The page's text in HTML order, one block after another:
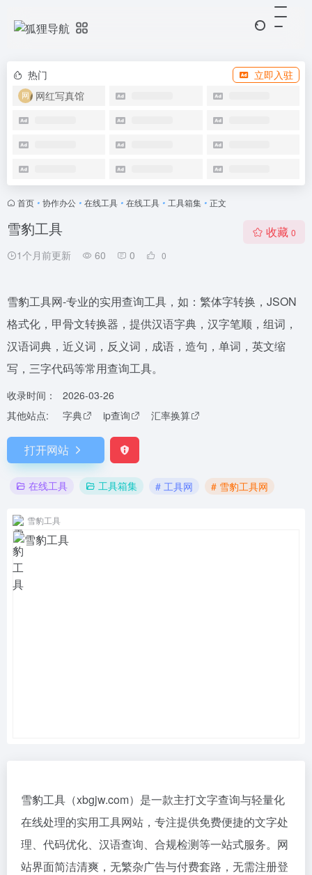
热门
立即入驻
网红写真馆
首页 • 协作办公 • 在线工具 • 在线工具 • 工具箱集 • 正文
雪豹工具
1个月前更新 60 0 0
收藏 0
雪豹工具网-专业的实用查询工具，如：繁体字转换，JSON
格式化，甲骨文转换器，提供汉语字典，汉字笔顺，组词，
汉语词典，近义词，反义词，成语，造句，单词，英文缩
写，三字代码等常用查询工具。
收录时间：
2026-03-26
其他站点:
字典 ip查询 汇率换算
打开网站
在线工具 工具箱集 # 工具网 # 雪豹工具网
雪豹工具
雪豹工具（xbgjw.com）是一款主打文字查询与轻量化
在线处理的实用工具网站，专注提供免费便捷的文字处
理、代码优化、汉语查询、合规检测等一站式服务。网
站界面简洁清爽，无繁杂广告与付费套路，无需注册登